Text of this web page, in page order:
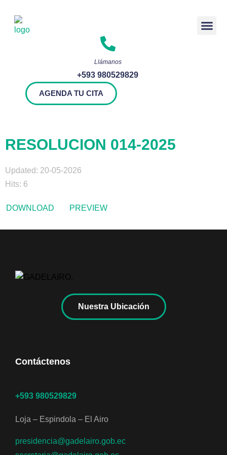
Llámanos
+593 980529829
AGENDA TU CITA
RESOLUCION 014-2025
Updated: 20-05-2026
Hits: 6
DOWNLOAD PREVIEW
Nuestra Ubicación
Contáctenos
+593 980529829
Loja – Espindola – El Airo
presidencia@gadelairo.gob.ec